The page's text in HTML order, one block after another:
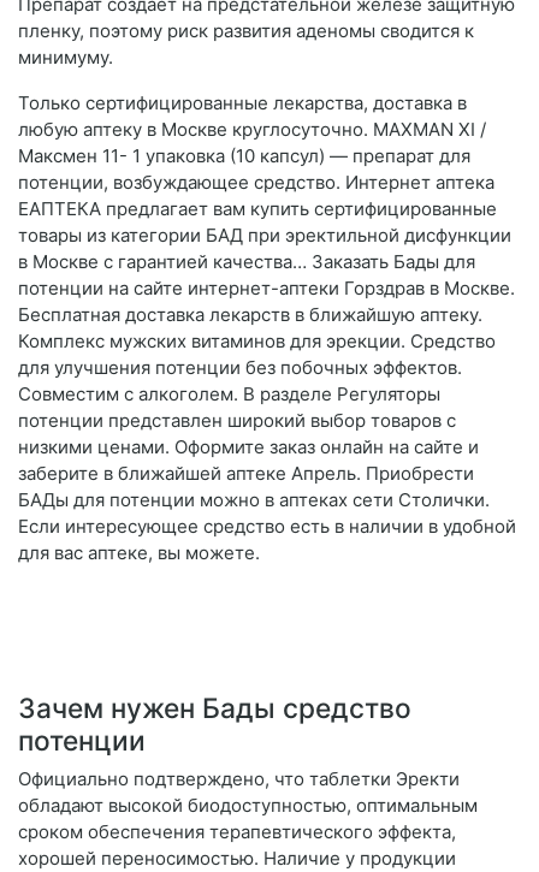
пленку, поэтому риск развития аденомы сводится к
минимуму.
Только сертифицированные лекарства, доставка в
любую аптеку в Москве круглосуточно. MAXMAN XI /
Максмен 11- 1 упаковка (10 капсул) — препарат для
потенции, возбуждающее средство. Интернет аптека
ЕАПТЕКА предлагает вам купить сертифицированные
товары из категории БАД при эректильной дисфункции
в Москве с гарантией качества… Заказать Бады для
потенции на сайте интернет-аптеки Горздрав в Москве.
Бесплатная доставка лекарств в ближайшую аптеку.
Комплекс мужских витаминов для эрекции. Средство
для улучшения потенции без побочных эффектов.
Совместим с алкоголем. В разделе Регуляторы
потенции представлен широкий выбор товаров с
низкими ценами. Оформите заказ онлайн на сайте и
заберите в ближайшей аптеке Апрель. Приобрести
БАДы для потенции можно в аптеках сети Столички.
Если интересующее средство есть в наличии в удобной
для вас аптеке, вы можете.
Зачем нужен Бады средство
потенции
Официально подтверждено, что таблетки Эректи
обладают высокой биодоступностью, оптимальным
сроком обеспечения терапевтического эффекта,
хорошей переносимостью. Наличие у продукции